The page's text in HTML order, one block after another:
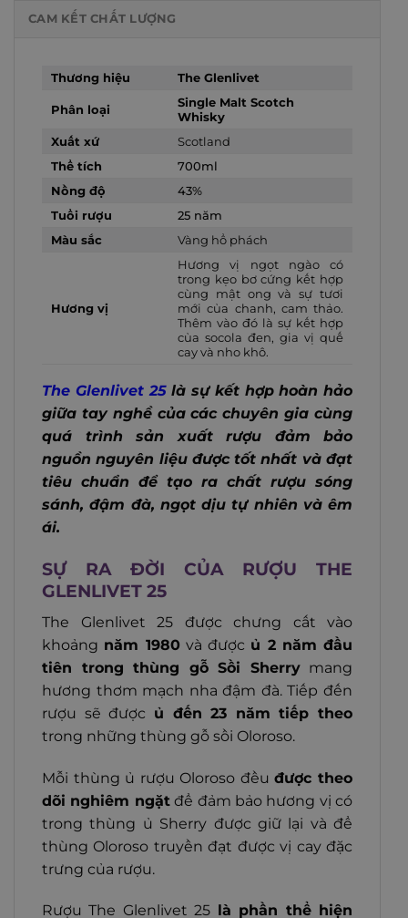
CAM KẾT CHẤT LƯỢNG
Thương hiệu The Glenlivet
Phân loại
Single Malt Scotch
Whisky
Xuất xứ
Scotland
Thể tích
700ml
Nồng độ
43%
Tuổi rượu
25 năm
Màu sắc
Vàng hổ phách
Hương vị
Hương vị ngọt ngào có
trong kẹo bơ cứng kết hợp
cùng mật ong và sự tươi
mới của chanh, cam thảo.
Thêm vào đó là sự kết hợp
của socola đen, gia vị quế
cay và nho khô.
The Glenlivet 25là sự kết hợp hoàn hảo
giữa tay nghề của các chuyên gia cùng
quá trình sản xuất rượu đảm bảo
nguồn nguyên liệu được tốt nhất và đạt
tiêu chuẩn để tạo ra chất rượu sóng
sánh, đậm đà, ngọt dịu tự nhiên và êm
ái.
SỰ RA ĐỜI CỦA RƯỢU THE
GLENLIVET 25
The Glenlivet 25 được chưng cất vào
khoảng năm 1980và được ủ 2 năm đầu
tiên trong thùng gỗ Sồi Sherrymang
hương thơm mạch nha đậm đà. Tiếp đến
rượu sẽ được ủ đến 23 năm tiếp theo
trong những thùng gỗ sồi Oloroso.
Mỗi thùng ủ rượu Oloroso đềuđược theo
dõi nghiêm ngặtđể đảm bảo hương vị có
trong thùng ủ Sherry được giữ lại và để
thùng Oloroso truyền đạt được vị cay đặc
trưng của rượu.
Rượu The Glenlivet 25 là phần thể hiện